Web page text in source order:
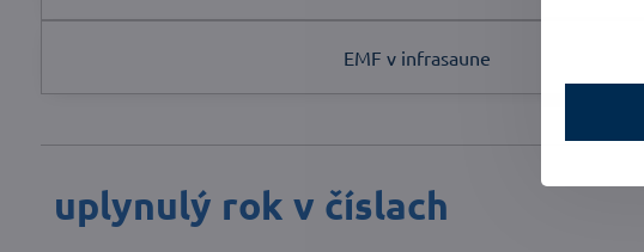
EMF v infrasaune
uplynulý rok v číslach